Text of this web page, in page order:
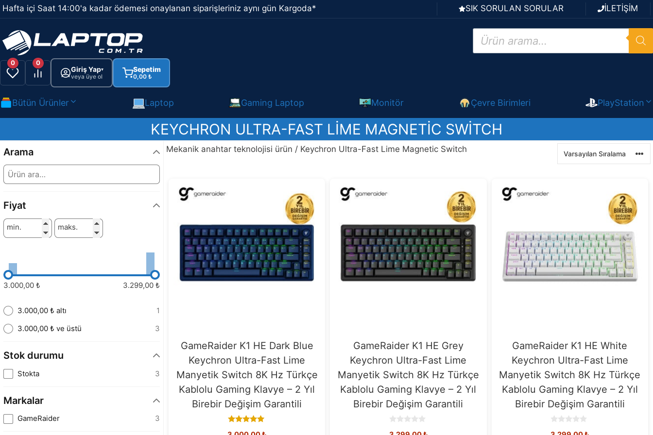
İçeriğe
atla
Hafta içi Saat 14:00'a kadar ödemesi onaylanan siparişleriniz aynı gün Kargoda* SIK SORULAN SORULAR İLETİŞİM
Products
search
0 0
Giriş Yap▾
veya üye ol
Sepetim
0,00 ₺
Bütün Ürünler Laptop Gaming Laptop Monitör Çevre Birimleri PlayStation
KEYCHRON ULTRA-FAST LIME MAGNETIC SWITCH
Mekanik anahtar teknolojisi ürün / Keychron Ultra-Fast Lime Magnetic Switch
GameRaider K1 HE Dark Blue
Keychron Ultra-Fast Lime
Manyetik Switch 8K Hz Türkçe
Kablolu Gaming Klavye – 2 Yıl
Birebir Değişim Garantili
GameRaider K1 HE Grey
Keychron Ultra-Fast Lime
Manyetik Switch 8K Hz Türkçe
Kablolu Gaming Klavye – 2 Yıl
Birebir Değişim Garantili
GameRaider K1 HE White
Keychron Ultra-Fast Lime
Manyetik Switch 8K Hz Türkçe
Kablolu Gaming Klavye – 2 Yıl
Birebir Değişim Garantili
Arama
Fiyat
min. maks.
3.000,00 ₺ 3.299,00 ₺
3.000,00 ₺ altı
1
3.000,00 ₺ ve üstü
3
Stok durumu
Stokta 3
Markalar
GameRaider 3